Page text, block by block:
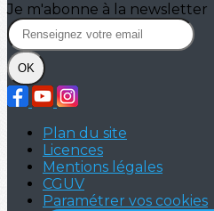
Je m'abonne à la newsletter
OK
Plan du site
Licences
Mentions légales
CGUV
Paramétrer vos cookies